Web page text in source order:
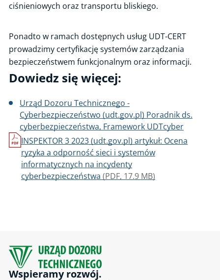
ciśnieniowych oraz transportu bliskiego.
Ponadto w ramach dostępnych usług UDT-CERT
prowadzimy certyfikację systemów zarządzania
bezpieczeństwem funkcjonalnym oraz informacji.
Dowiedz się więcej:
Urząd Dozoru Technicznego -
Cyberbezpieczeństwo (udt.gov.pl) Poradnik ds.
cyberbezpieczeństwa, Framework UDTcyber
INSPEKTOR 3 2023 (udt.gov.pl) artykuł: Ocena
ryzyka a odporność sieci i systemów
informatycznych na incydenty
cyberbezpieczeństwa (PDF, 17.9 MB)
Wspieramy rozwój.